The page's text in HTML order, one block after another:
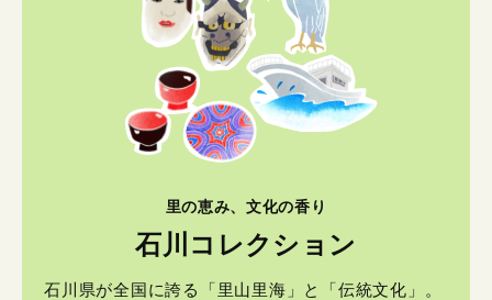
里の恵み、文化の香り
石川コレクション
石川県が全国に誇る「里山里海」と「伝統文化」。